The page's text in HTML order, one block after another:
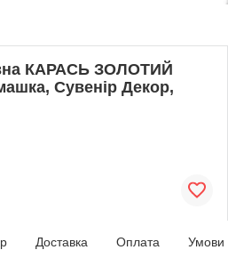
КАРАСЬ ЗОЛОТИЙ
Сувенір Декор,
Доставка Оплата Умови